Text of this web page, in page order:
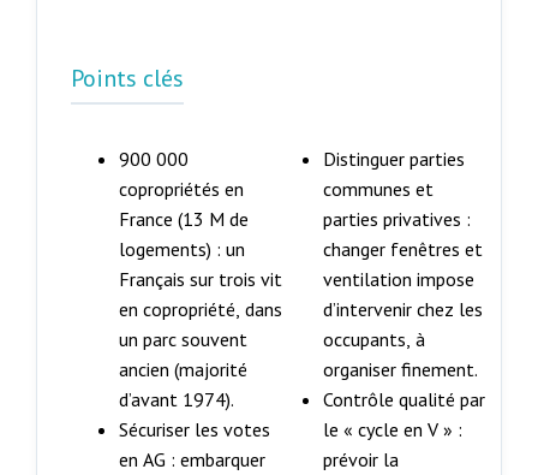
Points clés
900 000
copropriétés en
France (13 M de
logements) : un
Français sur trois vit
en copropriété, dans
un parc souvent
ancien (majorité
d’avant 1974).
Sécuriser les votes
en AG : embarquer
Distinguer parties
communes et
parties privatives :
changer fenêtres et
ventilation impose
d’intervenir chez les
occupants, à
organiser finement.
Contrôle qualité par
le « cycle en V » :
prévoir la